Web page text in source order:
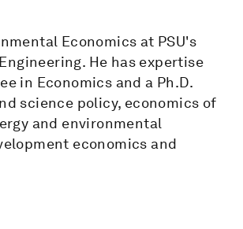
Economics at PSU's
He has expertise
in Economics and a Ph.D.
science policy, economics of
and environmental
economics and